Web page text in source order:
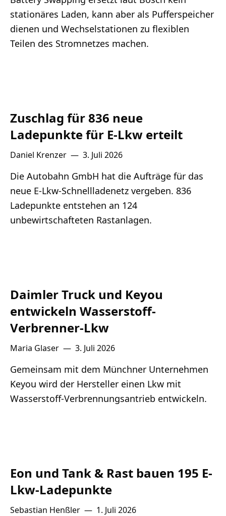
stationäres Laden, kann aber als Pufferspeicher
dienen und Wechselstationen zu flexiblen
Teilen des Stromnetzes machen.
Zuschlag für 836 neue
Ladepunkte für E-Lkw erteilt
Daniel Krenzer — 3. Juli 2026
Die Autobahn GmbH hat die Aufträge für das
neue E-Lkw-Schnellladenetz vergeben. 836
Ladepunkte entstehen an 124
unbewirtschafteten Rastanlagen.
Daimler Truck und Keyou
entwickeln Wasserstoff-
Verbrenner-Lkw
Maria Glaser — 3. Juli 2026
Gemeinsam mit dem Münchner Unternehmen
Keyou wird der Hersteller einen Lkw mit
Wasserstoff-Verbrennungsantrieb entwickeln.
Eon und Tank & Rast bauen 195 E-
Lkw-Ladepunkte
Sebastian Henßler — 1. Juli 2026